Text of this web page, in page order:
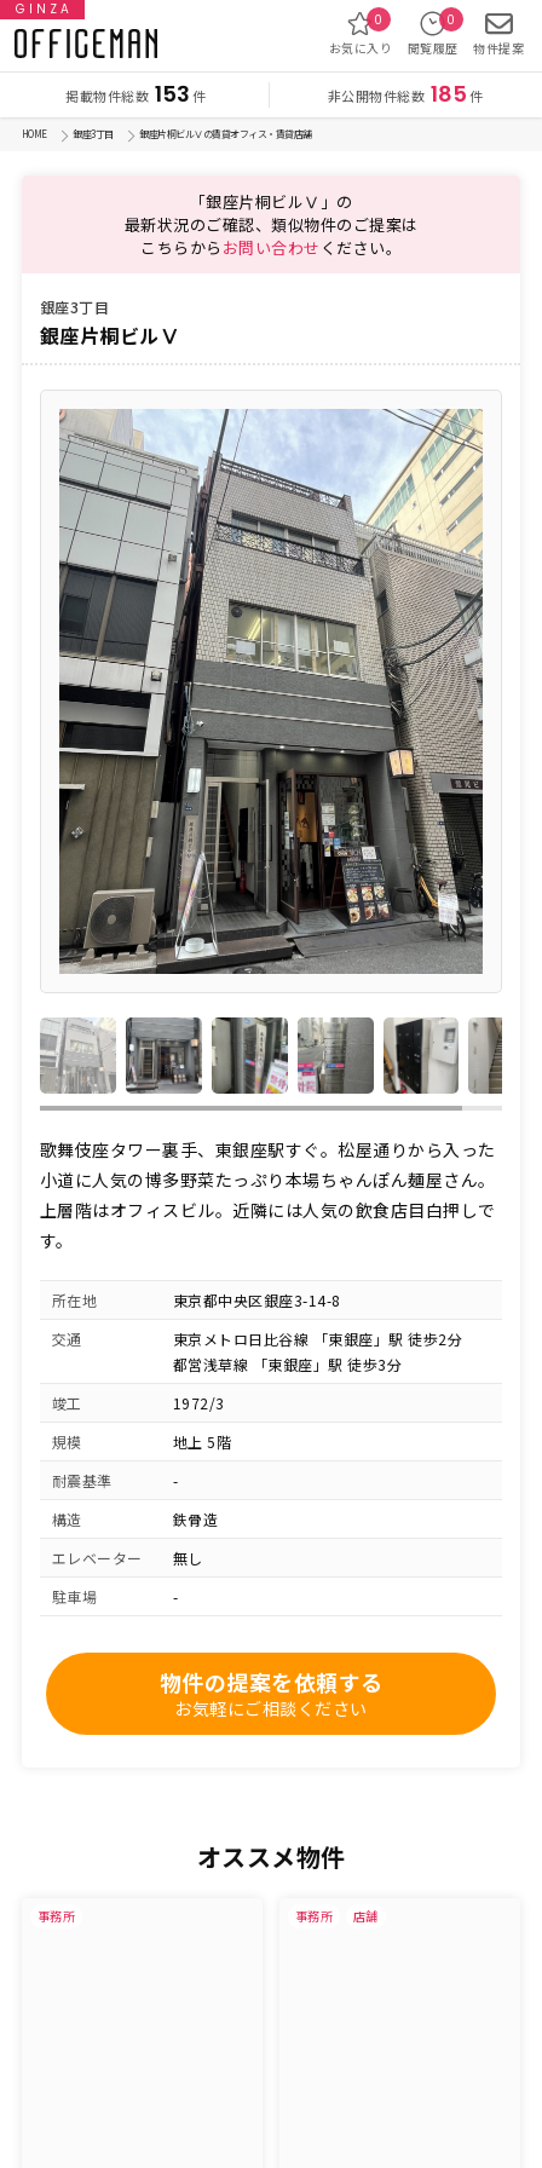
GINZA
掲載物件総数 153件 非公開物件総数 185件
お気に入り
0
閲覧履歴
0
物件提案
HOME 銀座3丁目 銀座片桐ビルⅤの賃貸オフィス・賃貸店舗
「銀座片桐ビルⅤ」の
最新状況のご確認、類似物件のご提案は
こちらから お問い合わせ ください。
銀座3丁目
銀座片桐ビルⅤ
歌舞伎座タワー裏手、東銀座駅すぐ。松屋通りから入った
小道に人気の博多野菜たっぷり本場ちゃんぽん麺屋さん。
上層階はオフィスビル。近隣には人気の飲食店目白押しで
す。
所在地
東京都中央区銀座3-14-8
交通
東京メトロ日比谷線 「東銀座」駅 徒歩2分
都営浅草線 「東銀座」駅 徒歩3分
竣工
1972/3
規模
地上 5階
耐震基準
-
構造
鉄骨造
エレベーター
無し
駐車場
-
物件の提案を依頼する
お気軽にご相談ください
オススメ物件
事務所 事務所 店舗